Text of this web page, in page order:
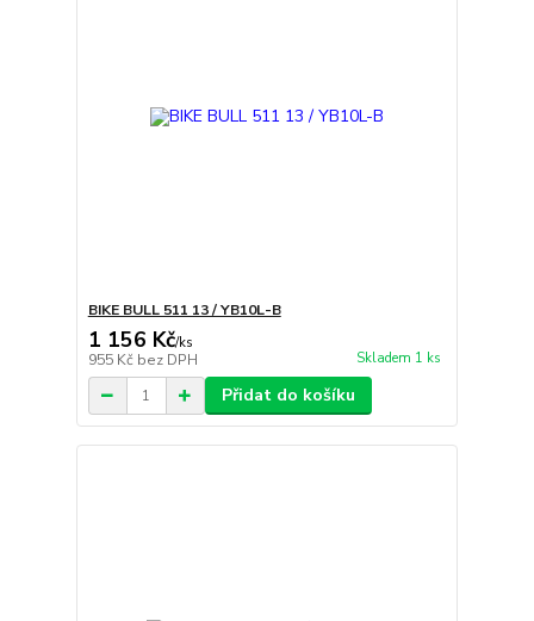
BIKE BULL 511 13 / YB10L-B
1 156 Kč/ks
955 Kč bez DPH Skladem 1 ks
Přidat do košíku